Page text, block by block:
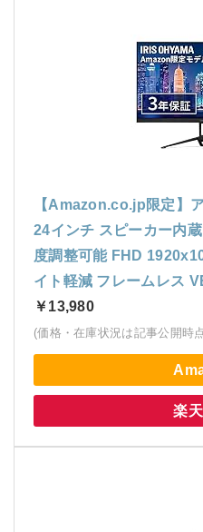
【Amazon.co.jp限定】
24インチ スピーカー内
度調整可能 FHD
イト軽減 フレームレス
￥13,980
(価格・在庫状況は記事公開時
楽